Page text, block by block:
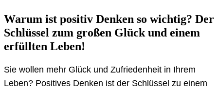
Warum ist positiv Denken so wichtig? Der
Schlüssel zum großen Glück und einem
erfüllten Leben!
Sie wollen mehr Glück und Zufriedenheit in Ihrem
Leben? Positives Denken ist der Schlüssel zu einem